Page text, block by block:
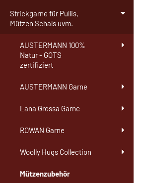
Strickgarne für Pullis,
Mützen Schals uvm.
AUSTERMANN 100%
Natur - GOTS
zertifiziert
AUSTERMANN Garne
Lana Grossa Garne
ROWAN Garne
Woolly Hugs Collection
Mützenzubehör